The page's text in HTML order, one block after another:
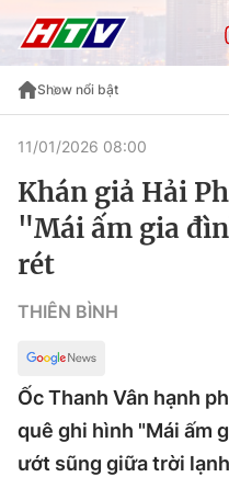
Show nổi bật
11/01/2026 08:00
Khán giả Hải
"Mái ấm gia
rét
THIÊN BÌNH
Ốc Thanh Vân hạnh
quê ghi hình "Mái ấm
ướt sũng giữa trời